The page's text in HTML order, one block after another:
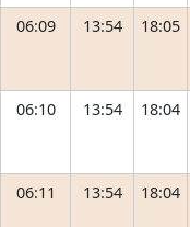
06:09 13:54 18:05
06:10 13:54 18:04
06:11 13:54 18:04